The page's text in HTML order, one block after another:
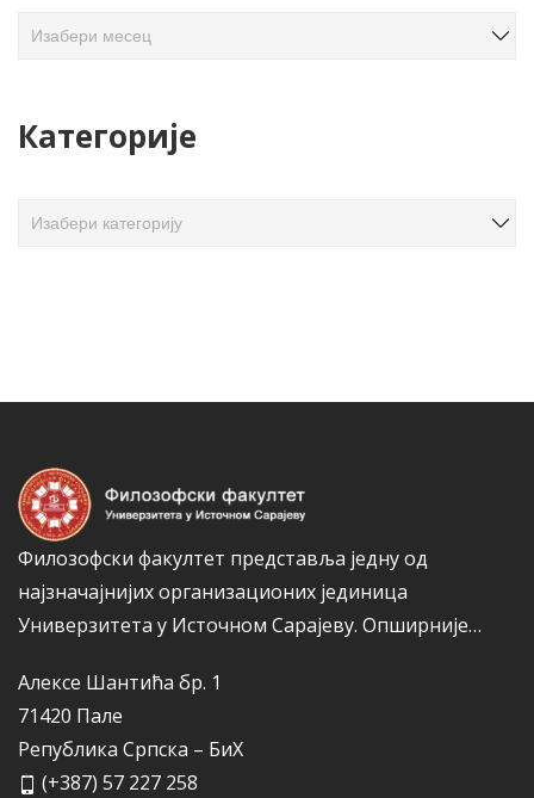
в
Категорије
Филозофски факултет представља једну од
најзначајнијих организационих јединица
Универзитета у Источном Сарајеву. Опширније…
Алексе Шантића бр. 1
71420 Пале
Република Српска – БиХ
(+387) 57 227 258